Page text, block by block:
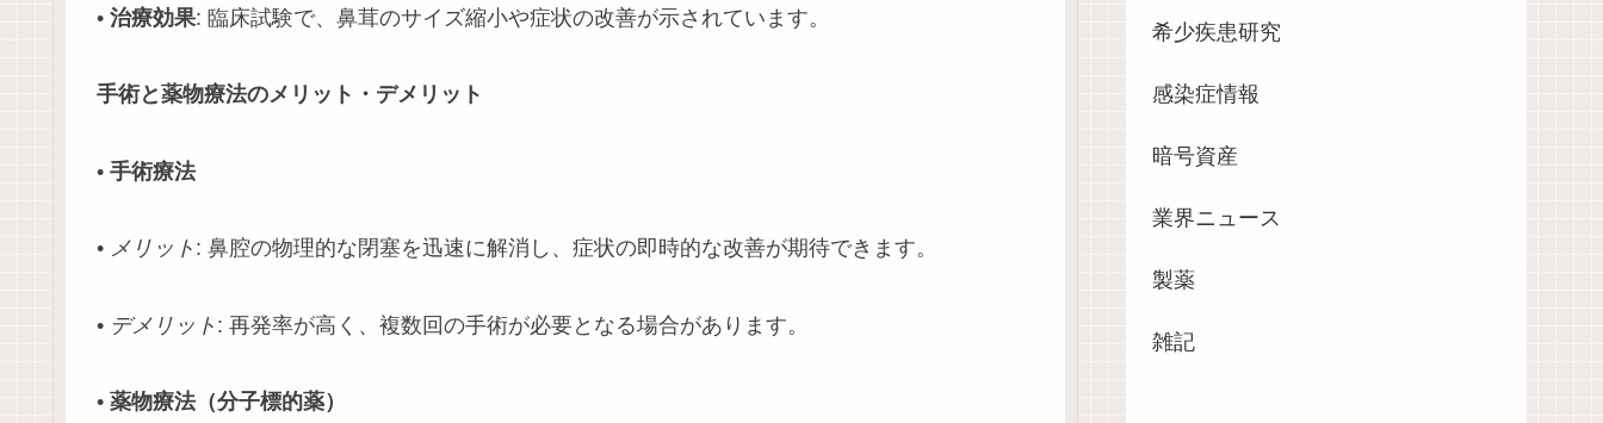
• 治療効果: 臨床試験で、鼻茸のサイズ縮小や症状の改善が示されています。
手術と薬物療法のメリット・デメリット
• 手術療法
• メリット : 鼻腔の物理的な閉塞を迅速に解消し、症状の即時的な改善が期待できます。
• デメリット : 再発率が高く、複数回の手術が必要となる場合があります。
• 薬物療法（分子標的薬）
希少疾患研究
感染症情報
暗号資産
業界ニュース
製薬
雑記